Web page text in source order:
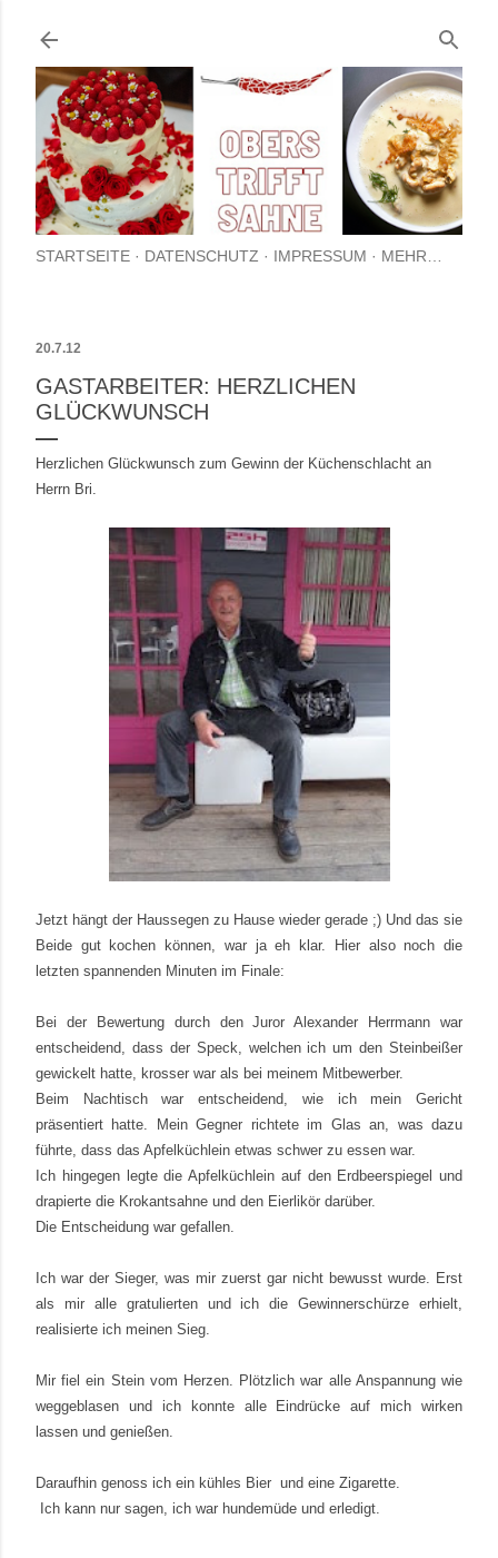
STARTSEITE DATENSCHUTZ IMPRESSUM MEHR…
20.7.12
GASTARBEITER: HERZLICHEN
GLÜCKWUNSCH
Herzlichen Glückwunsch zum Gewinn der Küchenschlacht an
Herrn Bri.
Jetzt hängt der Haussegen zu Hause wieder gerade ;) Und das sie
Beide gut kochen können, war ja eh klar. Hier also noch die
letzten spannenden Minuten im Finale:
Bei der Bewertung durch den Juror Alexander Herrmann war
entscheidend, dass der Speck, welchen ich um den Steinbeißer
gewickelt hatte, krosser war als bei meinem Mitbewerber.
Beim Nachtisch war entscheidend, wie ich mein Gericht
präsentiert hatte. Mein Gegner richtete im Glas an, was dazu
führte, dass das Apfelküchlein etwas schwer zu essen war.
Ich hingegen legte die Apfelküchlein auf den Erdbeerspiegel und
drapierte die Krokantsahne und den Eierlikör darüber.
Die Entscheidung war gefallen.
Ich war der Sieger, was mir zuerst gar nicht bewusst wurde. Erst
als mir alle gratulierten und ich die Gewinnerschürze erhielt,
realisierte ich meinen Sieg.
Mir fiel ein Stein vom Herzen. Plötzlich war alle Anspannung wie
weggeblasen und ich konnte alle Eindrücke auf mich wirken
lassen und genießen.
Daraufhin genoss ich ein kühles Bier und eine Zigarette.
Ich kann nur sagen, ich war hundemüde und erledigt.